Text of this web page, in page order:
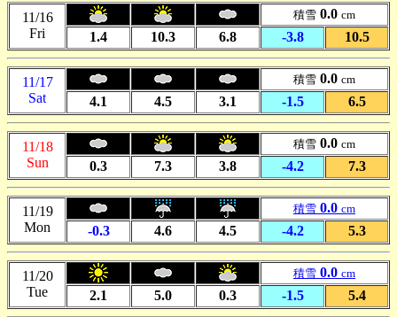
11/16
Fri
積雪 0.0 cm
1.4 10.3 6.8 -3.8 10.5
11/17
Sat
積雪 0.0 cm
4.1 4.5 3.1 -1.5 6.5
11/18
Sun
積雪 0.0 cm
0.3 7.3 3.8 -4.2 7.3
11/19
Mon
積雪 0.0 cm
-0.3 4.6 4.5 -4.2 5.3
11/20
Tue
積雪 0.0 cm
2.1 5.0 0.3 -1.5 5.4